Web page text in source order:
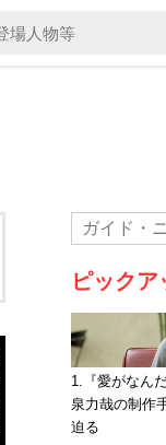
ピックア
1.『愛がなん
泉力哉の制作
迫る